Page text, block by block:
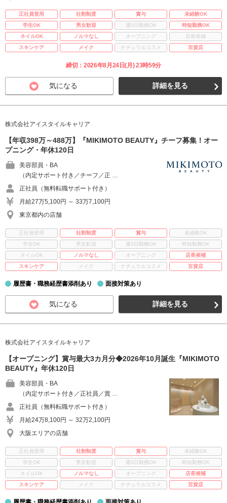
正社員登用 社割制度 賞与
未経験OK
学生OK
男女歓迎 週3日勤務OK
時短勤務OK
ネイルOK
ノルマなし オープニング
店長候補
スキンケア
メイク ナチュラルコスメ 百貨店
締切：2026年8月24日(月) 23時59分
気になる 詳細を見る
株式会社アイスタイルキャリア
【年収398万～488万】『MIKIMOTO BEAUTY』チーフ募集！オー
プニング・年休120日
美容部員・BA
（内定サポート付き／チーフ／正 …
正社員（無料転職サポート付き）
月給27万5,100円 ～ 33万7,100円
東京都内の店舗
正社員登用 社割制度 賞与
未経験OK
学生OK
男女歓迎 週3日勤務OK
時短勤務OK
ネイルOK
ノルマなし オープニング
店長候補
スキンケア
メイク ナチュラルコスメ 百貨店
履歴書・職務経歴書添削あり 面接対策あり
気になる 詳細を見る
株式会社アイスタイルキャリア
【オープニング】賞与最大3カ月分◆2026年10月誕生『MIKIMOTO
BEAUTY』年休120日
美容部員・BA
（内定サポート付き／正社員／賞 …
正社員（無料転職サポート付き）
月給24万8,100円 ～ 32万2,100円
大阪エリアの店舗
正社員登用 社割制度 賞与
未経験OK
学生OK
男女歓迎 週3日勤務OK
時短勤務OK
ネイルOK
ノルマなし オープニング
店長候補
スキンケア
メイク ナチュラルコスメ 百貨店